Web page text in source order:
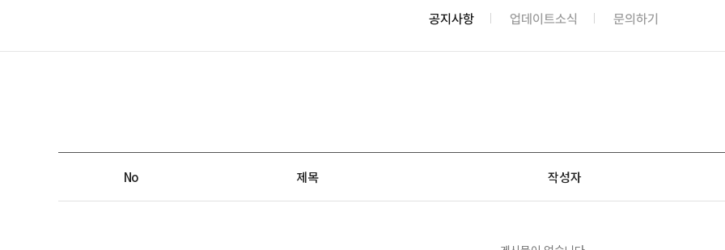
공지사항 업데이트소식 문의하기
No 제목 작성자